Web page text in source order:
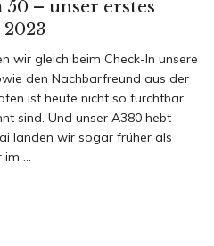
– unser erstes
wir gleich beim Check-In unsere
den Nachbarfreund aus der
ist heute nicht so furchtbar
sind. Und unser A380 hebt
landen wir sogar früher als
...